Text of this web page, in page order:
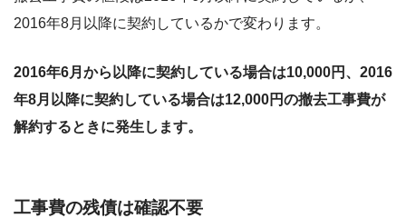
2016年8月以降に契約しているかで変わります。
2016年6月から以降に契約している場合は10,000円、 2016
年8月以降に契約している場合は12,000円の撤去工事費が
解約するときに発生します。
工事費の残債は確認不要